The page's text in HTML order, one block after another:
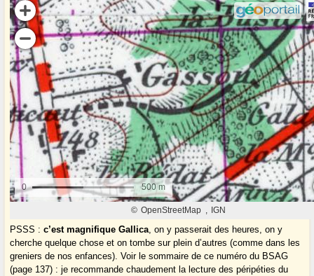
PSSS :c’est magnifique Gallica, on y passerait des heures, on y
cherche quelque chose et on tombe sur plein d’autres (comme dans les
greniers de nos enfances). Voir le sommaire de ce numéro du BSAG
(page 137) : je recommande chaudement la lecture des péripéties du